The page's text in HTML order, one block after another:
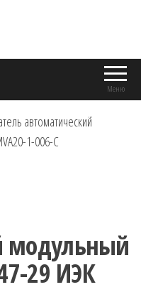
Меню
автоматический
1-006-C
модульный
29 ИЭК